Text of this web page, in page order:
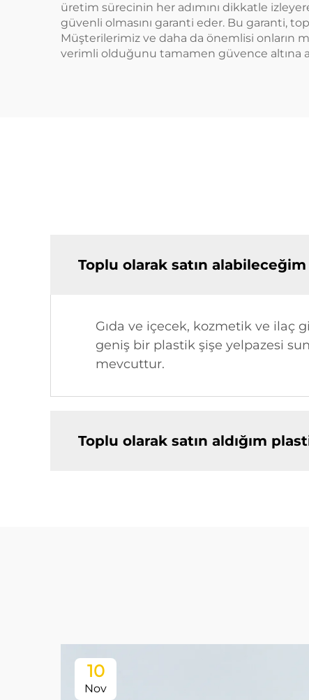
üretim sürecinin her adımını dikkatle
güvenli olmasını garanti eder. Bu garanti,
Müşterilerimiz ve daha da önemlisi onların
verimli olduğunu tamamen güvence altına
Toplu olarak satın
Gıda ve içecek, kozmetik ve ilaç
geniş bir plastik şişe yelpazesi
mevcuttur.
Toplu olarak satın aldığım
10
Nov